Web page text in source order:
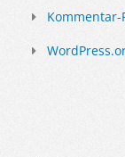
Kommentar-